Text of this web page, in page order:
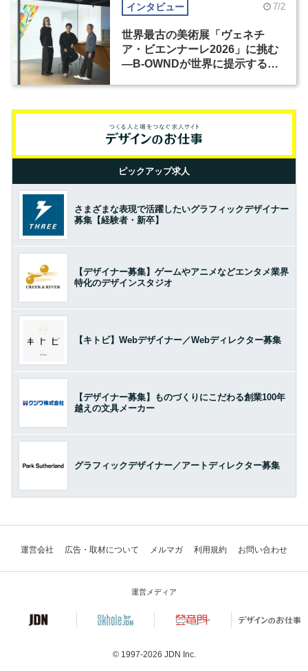
インタビュー 7/2
世界最古の美術展「ヴェネチ
ア・ビエンナーレ2026」に挑む
―B-OWNDが世界に提示する美
ピックアップ求人
さまざまな表現で活躍したいグラフィックデザイナー
募集【経験者・新卒】
【デザイナー募集】ゲームやアニメなどエンタメ業界
特化のデザインスタジオ
【キトビ】Webデザイナー／Webディレクター募集
【デザイナー募集】ものづくりにこだわる創業100年
越えの文具メーカー
グラフィックデザイナー／アートディレクター募集
運営会社 広告・取材について メルマガ 利用規約 お問い合わせ
運営メディア
© 1997-2026 JDN Inc.